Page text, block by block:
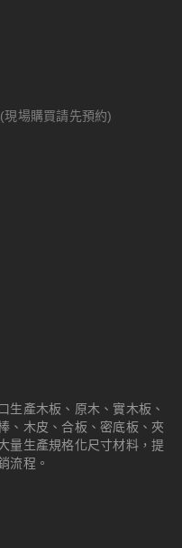
預防與處理指南(木百貨
濕熱反潮，是所有台灣人共
0
(現場購買請先預約)
生產木板、原木、實木板、
、木皮、合板、密底板、夾
量生產規格化尺寸材料，提
流程。